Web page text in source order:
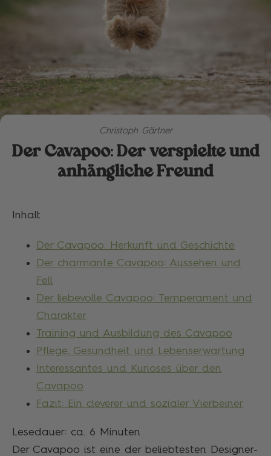
Christoph Gärtner
Der Cavapoo: Der verspielte und
anhängliche Freund
Inhalt
Der Cavapoo: Herkunft und Geschichte
Der charmante Cavapoo: Aussehen und
Fell
Der liebevolle Cavapoo: Temperament und
Charakter
Training und Ausbildung des Cavapoo
Pflege, Gesundheit und Lebenserwartung
Interessantes und Kurioses über den
Cavapoo
Fazit: Ein cleverer und sozialer Vierbeiner
Lesedauer: ca. 6
Minuten
Der Cavapoo ist eine der beliebtesten Designer-